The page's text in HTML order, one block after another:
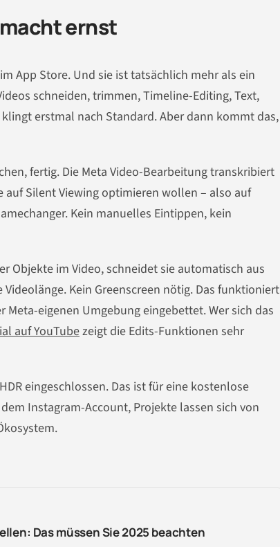
ernst
App Store. Und sie ist tatsächlich mehr als ein
schneiden, trimmen, Timeline-Editing, Text,
erstmal nach Standard. Aber dann kommt das,
fertig. Die Meta Video-Bearbeitung transkribiert
auf Silent Viewing optimieren wollen – also auf
Kein manuelles Eintippen, kein
Objekte im Video, schneidet sie automatisch aus
Kein Greenscreen nötig. Das funktioniert
eigenen Umgebung eingebettet. Wer sich das
auf YouTubezeigt die Edits-Funktionen sehr
eingeschlossen. Das ist für eine kostenlose
Instagram-Account, Projekte lassen sich von
Das müssen Sie 2025 beachten